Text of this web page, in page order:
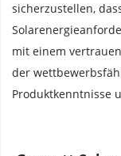
sicherzustellen,
mit einem
der
Produktkenntnisse